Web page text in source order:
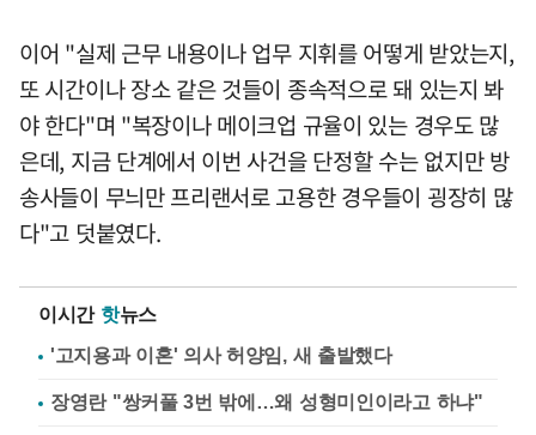
이어 "실제 근무 내용이나 업무 지휘를 어떻게 받았는지,
또 시간이나 장소 같은 것들이 종속적으로 돼 있는지 봐
야 한다"며 "복장이나 메이크업 규율이 있는 경우도 많
은데, 지금 단계에서 이번 사건을 단정할 수는 없지만 방
송사들이 무늬만 프리랜서로 고용한 경우들이 굉장히 많
다"고 덧붙였다.
이시간 핫뉴스
'고지용과 이혼' 의사 허양임, 새 출발했다
장영란 "쌍커풀 3번 밖에…왜 성형미인이라고 하냐"